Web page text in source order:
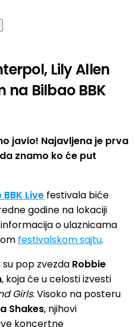
Lily Allen
Bilbao BBK
javio! Najavljena je prva
znamo ko će put
Live festivala biće
godine na lokaciji
o ulaznicama
festivalskom sajtu.
pop zvezda Robbie
, koja će u celosti izvesti
Girls. Visoko na posteru
Shakes, njihovi
koncertne